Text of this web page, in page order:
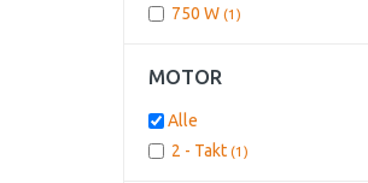
750 W (1)
MOTOR
Alle
2 - Takt (1)